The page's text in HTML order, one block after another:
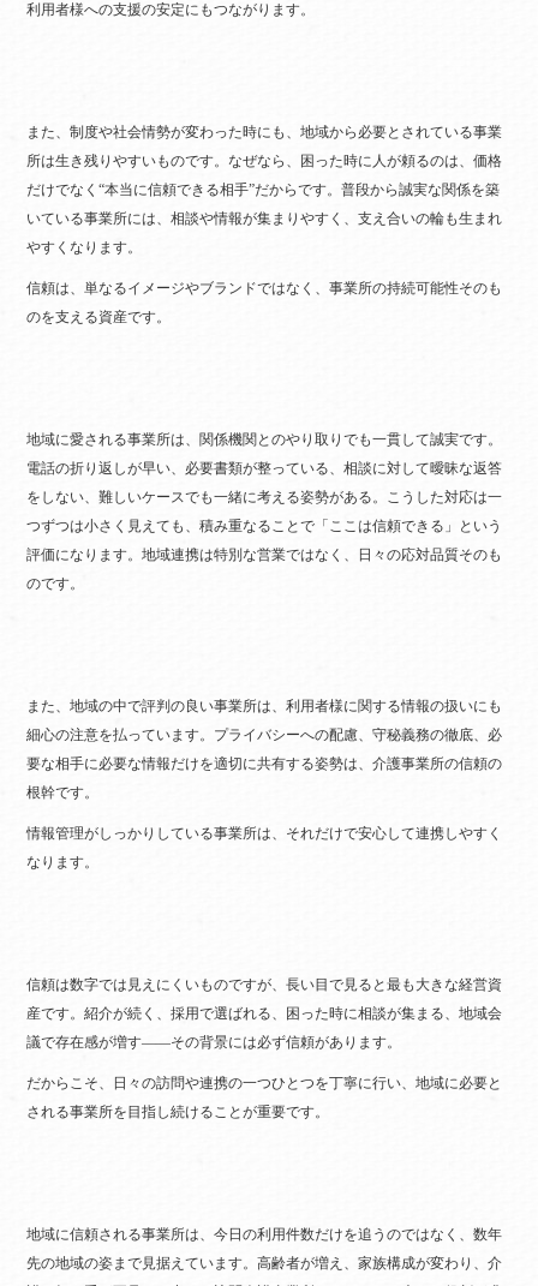
利用者様への支援の安定にもつながります。
また、制度や社会情勢が変わった時にも、地域から必要とされている事業
所は生き残りやすいものです。なぜなら、困った時に人が頼るのは、価格
だけでなく“本当に信頼できる相手”だからです。普段から誠実な関係を築
いている事業所には、相談や情報が集まりやすく、支え合いの輪も生まれ
やすくなります。
信頼は、単なるイメージやブランドではなく、事業所の持続可能性そのも
のを支える資産です。
地域に愛される事業所は、関係機関とのやり取りでも一貫して誠実です。
電話の折り返しが早い、必要書類が整っている、相談に対して曖昧な返答
をしない、難しいケースでも一緒に考える姿勢がある。こうした対応は一
つずつは小さく見えても、積み重なることで「ここは信頼できる」という
評価になります。地域連携は特別な営業ではなく、日々の応対品質そのも
のです。
また、地域の中で評判の良い事業所は、利用者様に関する情報の扱いにも
細心の注意を払っています。プライバシーへの配慮、守秘義務の徹底、必
要な相手に必要な情報だけを適切に共有する姿勢は、介護事業所の信頼の
根幹です。
情報管理がしっかりしている事業所は、それだけで安心して連携しやすく
なります。
信頼は数字では見えにくいものですが、長い目で見ると最も大きな経営資
産です。紹介が続く、採用で選ばれる、困った時に相談が集まる、地域会
議で存在感が増す――その背景には必ず信頼があります。
だからこそ、日々の訪問や連携の一つひとつを丁寧に行い、地域に必要と
される事業所を目指し続けることが重要です。
地域に信頼される事業所は、今日の利用件数だけを追うのではなく、数年
先の地域の姿まで見据えています。高齢者が増え、家族構成が変わり、介